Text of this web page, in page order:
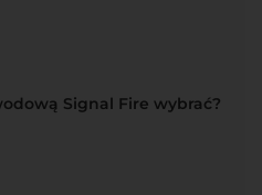
Signal Fire wybrać?